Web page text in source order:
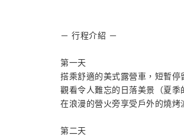
－ 行程介紹 －
第一天
搭乘舒適的美式露營車，短暫
觀看令人難忘的日落美景（夏季
在浪漫的營火旁享受戶外的燒
第二天